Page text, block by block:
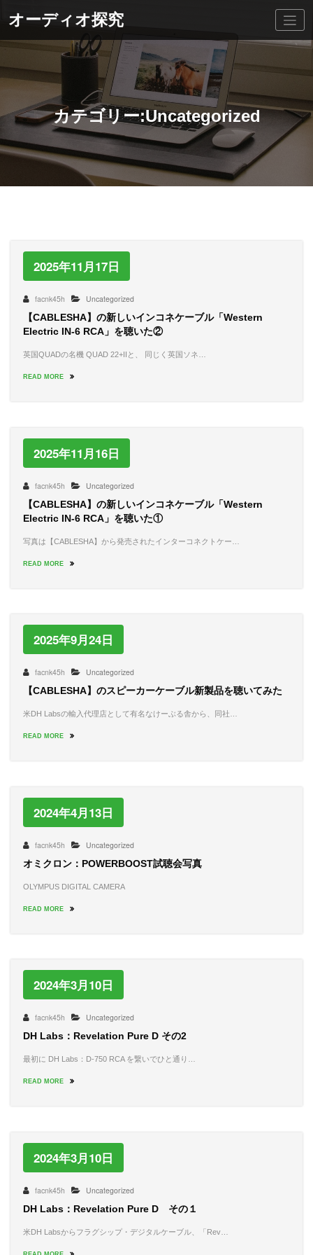
ッ
オーディオ探究
カテゴリー:Uncategorized
2025年11月17日
facnk45h
Uncategorized
【CABLESHA】の新しいインコネケーブル「Western
Electric IN-6 RCA」を聴いた②
英国QUADの名機 QUAD 22+IIと、 同じく英国ソネ…
READ MORE
2025年11月16日
facnk45h
Uncategorized
【CABLESHA】の新しいインコネケーブル「Western
Electric IN-6 RCA」を聴いた①
写真は【CABLESHA】から発売されたインターコネクトケー…
READ MORE
2025年9月24日
facnk45h
Uncategorized
【CABLESHA】のスピーカーケーブル新製品を聴いてみた
米DH Labsの輸入代理店として有名なけーぶる舎から、同社…
READ MORE
2024年4月13日
facnk45h
Uncategorized
オミクロン：POWERBOOST試聴会写真
OLYMPUS DIGITAL CAMERA
READ MORE
2024年3月10日
facnk45h
Uncategorized
DH Labs：Revelation Pure D その2
最初に DH Labs：D-750 RCA を繋いでひと通り…
READ MORE
2024年3月10日
facnk45h
Uncategorized
DH Labs：Revelation Pure D その１
米DH Labsからフラグシップ・デジタルケーブル、「Rev…